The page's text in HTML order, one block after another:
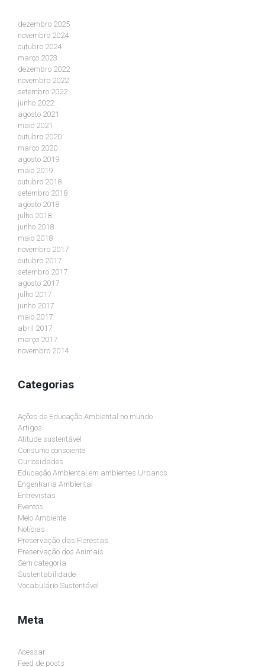
dezembro 2025
novembro 2024
outubro 2024
março 2023
dezembro 2022
novembro 2022
setembro 2022
junho 2022
agosto 2021
maio 2021
outubro 2020
março 2020
agosto 2019
maio 2019
outubro 2018
setembro 2018
agosto 2018
julho 2018
junho 2018
maio 2018
novembro 2017
outubro 2017
setembro 2017
agosto 2017
julho 2017
junho 2017
maio 2017
abril 2017
março 2017
novembro 2014
Categorias
Ações de Educação Ambiental no mundo
Artigos
Atitude sustentável
Consumo consciente
Curiosidades
Educação Ambiental em ambientes Urbanos
Engenharia Ambiental
Entrevistas
Eventos
Meio Ambiente
Notícias
Preservação das Florestas
Preservação dos Animais
Sem categoria
Sustentabilidade
Vocabulário Sustentável
Meta
Acessar
Feed de posts